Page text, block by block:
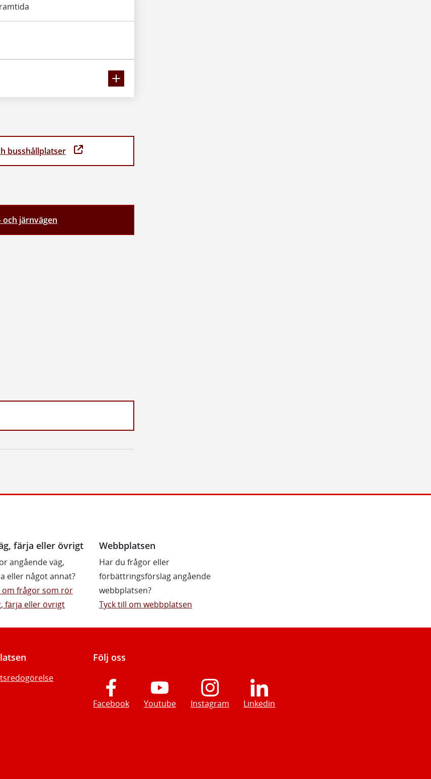
busshållplatser
järnvägen
färja eller övrigt
angående väg,
eller något annat?
om frågor som rör
färja eller övrigt
Webbplatsen
Har du frågor eller
förbättringsförslag angående
webbplatsen?
Tyck till om webbplatsen
Följ oss
Facebook Youtube Instagram Linkedin